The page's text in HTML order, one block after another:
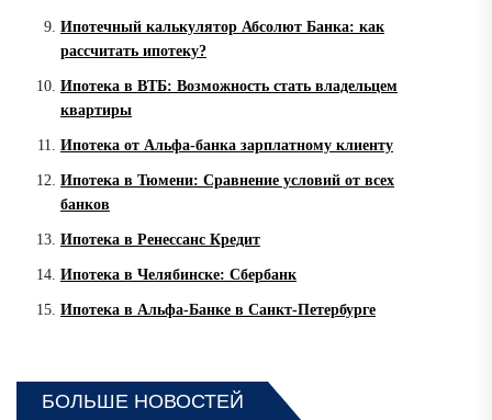
Ипотечный калькулятор Абсолют Банка: как
рассчитать ипотеку?
Ипотека в ВТБ: Возможность стать владельцем
квартиры
Ипотека от Альфа-банка зарплатному клиенту
Ипотека в Тюмени: Сравнение условий от всех
банков
Ипотека в Ренессанс Кредит
Ипотека в Челябинске: Сбербанк
Ипотека в Альфа-Банке в Санкт-Петербурге
БОЛЬШЕ НОВОСТЕЙ